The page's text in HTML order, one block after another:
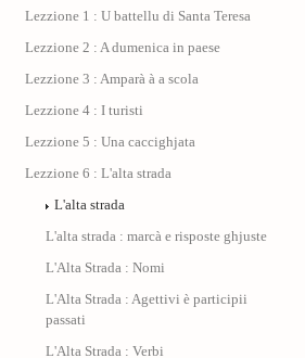
Lezzione 1 : U battellu di Santa Teresa
Lezzione 2 : A dumenica in paese
Lezzione 3 : Amparà à a scola
Lezzione 4 : I turisti
Lezzione 5 : Una caccighjata
Lezzione 6 : L'alta strada
L'alta strada
L'alta strada : marcà e risposte ghjuste
L'Alta Strada : Nomi
L'Alta Strada : Agettivi è participii
passati
L'Alta Strada : Verbi